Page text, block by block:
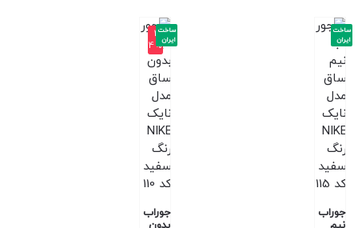
جوراب
ساخت
ایران
-2
4%
جوراب
ساخت
ایران